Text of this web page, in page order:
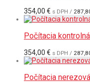
354,00 € s DPH /
Počítacia
354,00 € s DPH /
Počítacia